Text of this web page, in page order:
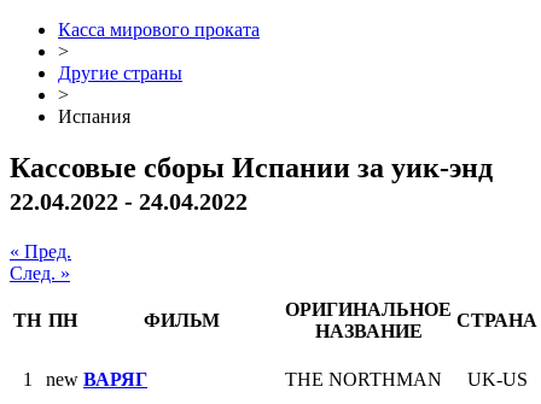
Касса мирового проката
>
Другие страны
>
Испания
Кассовые сборы Испании за уик-энд
22.04.2022 - 24.04.2022
« Пред.
След. »
ТН ПН ФИЛЬМ
ОРИГИНАЛЬНОЕ
НАЗВАНИЕ
СТРАНА
1 new ВАРЯГ THE NORTHMAN UK-US